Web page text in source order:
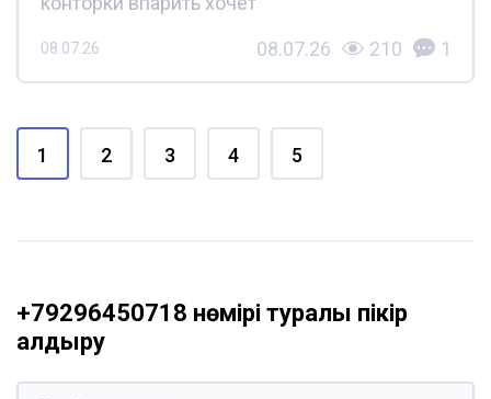
08.07.26 08.07.26 210 1
1 2 3 4 5
+79296450718 нөмірі туралы пікір
қалдыру